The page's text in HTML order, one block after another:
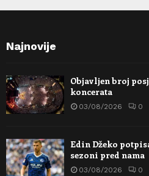
Najnovije
Objavljen broj
koncerata
03/08/2026 0
Edin Džeko
sezoni pred nama
03/08/2026 0